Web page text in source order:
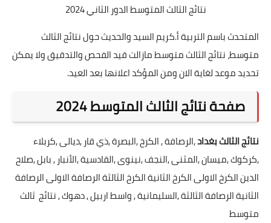
نتائج الثالث المتوسط الدور الثاني 2024
المتحدث باسم التربية أ.كريم السيد والحديث حول نتائج الثالث
متوسط، نتائج الثالث متوسط مازالت قيد الفحص والتدقيق ولا يمكن
تحديد موعد لغاية الان ومن المؤكد اعلانها بعد العيد.
صفحة نتائج الثالث المتوسط 2024
نتائج الثالث بغداد,الرصافة , الكرخ ,البصرة ,ذي قار ,ديالى ,كربلاء
,كركوك ,ميسان ,المثنى ,النجف ,نينوى ,القادسية ,الأنبار , بابل ,صلاح
الدين الكرخ الاولى الكرخ الثانية الكرخ الثالثة الرصافة الاولى الرصافة
الثانية الرصافة الثالثة ,السليمانية , واسط اربيل , دهوك , نتائج ثالث
متوسط